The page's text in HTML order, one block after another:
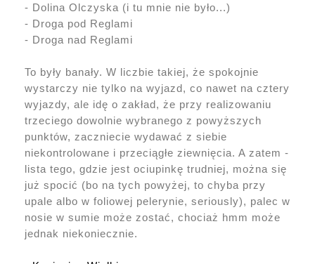
- Dolina Olczyska (i tu mnie nie było...)
- Droga pod Reglami
- Droga nad Reglami
To były banały. W liczbie takiej, że spokojnie
wystarczy nie tylko na wyjazd, co nawet na cztery
wyjazdy, ale idę o zakład, że przy realizowaniu
trzeciego dowolnie wybranego z powyższych
punktów, zaczniecie wydawać z siebie
niekontrolowane i przeciągłe ziewnięcia. A zatem -
lista tego, gdzie jest ociupinkę trudniej, można się
już spocić (bo na tych powyżej, to chyba przy
upale albo w foliowej pelerynie, seriously), palec w
nosie w sumie może zostać, chociaż hmm może
jednak niekoniecznie.